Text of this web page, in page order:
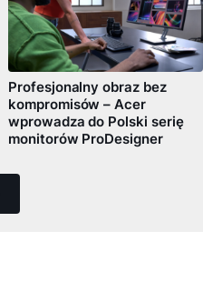
Profesjonalny obraz bez
kompromisów – Acer
wprowadza do Polski serię
monitorów ProDesigner